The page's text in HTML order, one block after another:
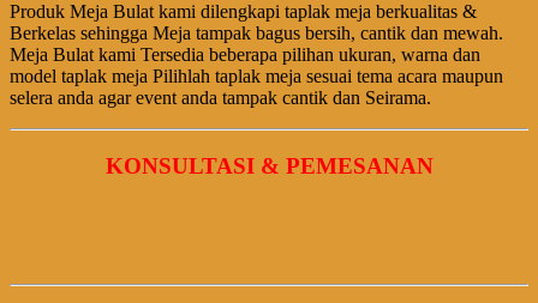
Produk Meja Bulat kami dilengkapi taplak meja berkualitas &
Berkelas sehingga Meja tampak bagus bersih, cantik dan mewah.
Meja Bulat kami Tersedia beberapa pilihan ukuran, warna dan
model taplak meja Pilihlah taplak meja sesuai tema acara maupun
selera anda agar event anda tampak cantik dan Seirama.
KONSULTASI & PEMESANAN